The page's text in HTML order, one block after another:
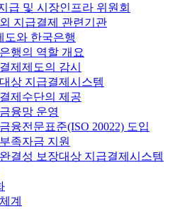
급 및 시장인프라 위원회
지급결제 관련기관
도와 한국은행
행의 역할 개요
제제도의 감시
상 지급결제시스템
제수단의 제공
융망 운영
융전문표준(ISO 20022) 도입
족자금 지원
결성 보장대상 지급결제시스템
계